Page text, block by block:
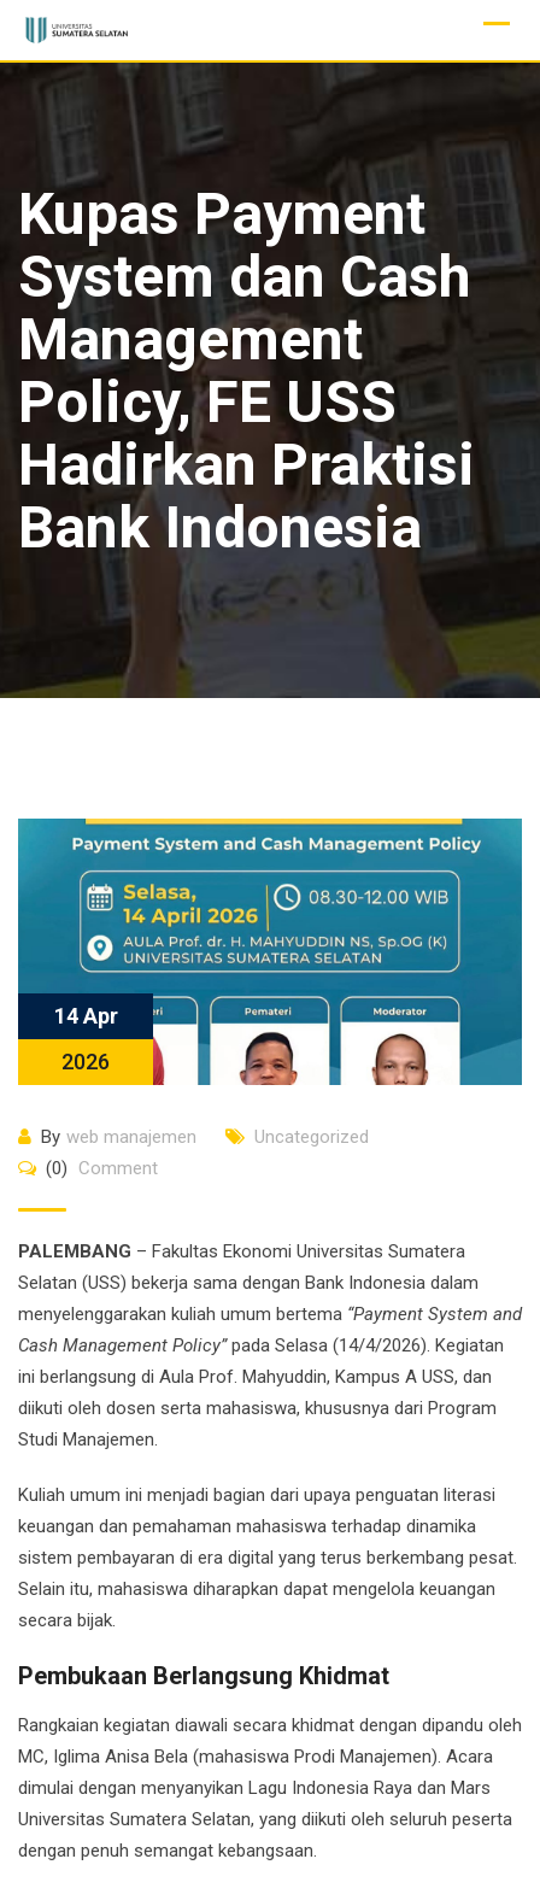
Skip
Kupas Payment
System dan Cash
Management
Policy, FE USS
Hadirkan Praktisi
Bank Indonesia
14 Apr
2026
By web manajemen
Uncategorized
(0)
Comment
PALEMBANG – Fakultas Ekonomi Universitas Sumatera
Selatan (USS) bekerja sama dengan Bank Indonesia dalam
menyelenggarakan kuliah umum bertema “Payment System and
Cash Management Policy”pada Selasa (14/4/2026). Kegiatan
ini berlangsung di Aula Prof. Mahyuddin, Kampus A USS, dan
diikuti oleh dosen serta mahasiswa, khususnya dari Program
Studi Manajemen.
Kuliah umum ini menjadi bagian dari upaya penguatan literasi
keuangan dan pemahaman mahasiswa terhadap dinamika
sistem pembayaran di era digital yang terus berkembang pesat.
Selain itu, mahasiswa diharapkan dapat mengelola keuangan
secara bijak.
Pembukaan Berlangsung Khidmat
Rangkaian kegiatan diawali secara khidmat dengan dipandu oleh
MC, Iglima Anisa Bela (mahasiswa Prodi Manajemen). Acara
dimulai dengan menyanyikan Lagu Indonesia Raya dan Mars
Universitas Sumatera Selatan, yang diikuti oleh seluruh peserta
dengan penuh semangat kebangsaan.